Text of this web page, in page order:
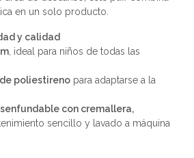
en un solo producto.
y calidad
, ideal para niños de todas las
poliestireno para adaptarse a la
con cremallera,
sencillo y lavado a máquina